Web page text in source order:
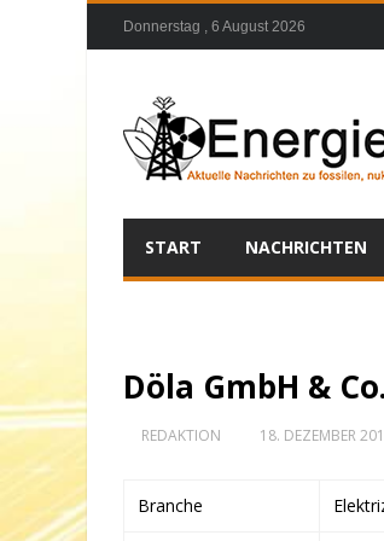
Donnerstag , 6 August 2026
START NACHRICHTEN
Döla GmbH &
REDAKTION 18. DEZEMBER
Branche